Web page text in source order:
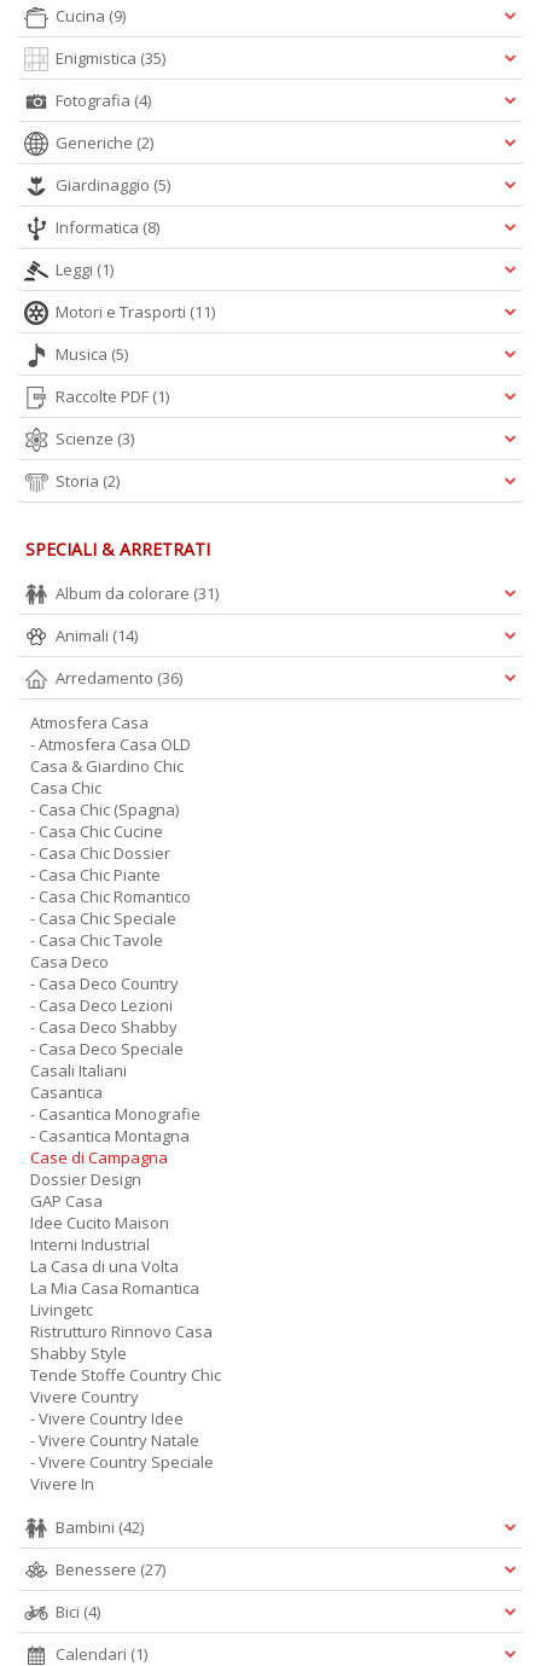
Cucina (9)
Enigmistica (35)
Fotografia (4)
Generiche (2)
Giardinaggio (5)
Informatica (8)
Leggi (1)
Motori e Trasporti (11)
Musica (5)
Raccolte PDF (1)
Scienze (3)
Storia (2)
SPECIALI & ARRETRATI
Album da colorare (31)
Animali (14)
Arredamento (36)
Atmosfera Casa
- Atmosfera Casa OLD
Casa & Giardino Chic
Casa Chic
- Casa Chic (Spagna)
- Casa Chic Cucine
- Casa Chic Dossier
- Casa Chic Piante
- Casa Chic Romantico
- Casa Chic Speciale
- Casa Chic Tavole
Casa Deco
- Casa Deco Country
- Casa Deco Lezioni
- Casa Deco Shabby
- Casa Deco Speciale
Casali Italiani
Casantica
- Casantica Monografie
- Casantica Montagna
Case di Campagna
Dossier Design
GAP Casa
Idee Cucito Maison
Interni Industrial
La Casa di una Volta
La Mia Casa Romantica
Livingetc
Ristrutturo Rinnovo Casa
Shabby Style
Tende Stoffe Country Chic
Vivere Country
- Vivere Country Idee
- Vivere Country Natale
- Vivere Country Speciale
Vivere In
Bambini (42)
Benessere (27)
Bici (4)
Calendari (1)